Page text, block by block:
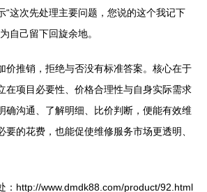
“这次先处理主要问题，您说的这个我记下
自己留下回旋余地。
价推销，拒绝与否没有标准答案。核心在于
在项目必要性、价格合理性与自身实际需求
确沟通、了解明细、比价判断，便能有效维
要的花费，也能促使维修服务市场更透明、
：http://www.dmdk88.com/product/92.html